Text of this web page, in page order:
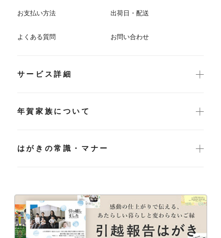
お支払い方法 出荷日・配送
よくある質問 お問い合わせ
サービス詳細
年賀家族について
はがきの常識・マナー